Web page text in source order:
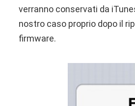
verranno conservati da
nostro caso proprio dopo il
firmware.